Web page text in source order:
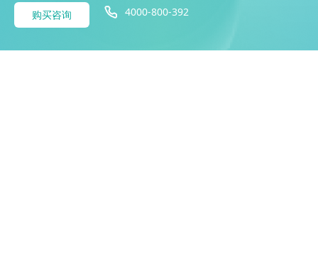
购买咨询 4000-800-392